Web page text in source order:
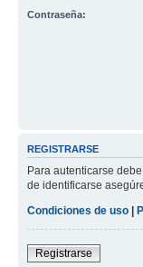
Contraseña:
REGISTRARSE
Para autenticarse
de identificarse
Condiciones de uso |
Registrarse